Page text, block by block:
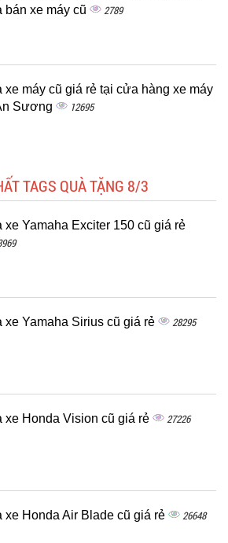
bán xe máy cũ
2789
xe máy cũ giá rẻ tại cửa hàng xe máy
Sương
12695
TAGS QUÀ TẶNG 8/3
xe Yamaha Exciter 150 cũ giá rẻ
xe Yamaha Sirius cũ giá rẻ 28295
xe Honda Vision cũ giá rẻ 27226
xe Honda Air Blade cũ giá rẻ 26648